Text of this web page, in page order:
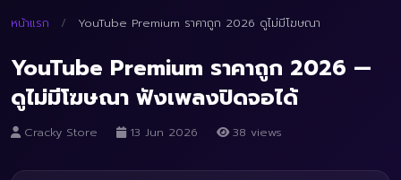
หน้าแรก / YouTube Premium ราคาถูก 2026 ดูไม่มีโฆษณา
YouTube Premium ราคาถูก 2026 —
ดูไม่มีโฆษณา ฟังเพลงปิดจอได้
Cracky Store 13 Jun 2026 38 views